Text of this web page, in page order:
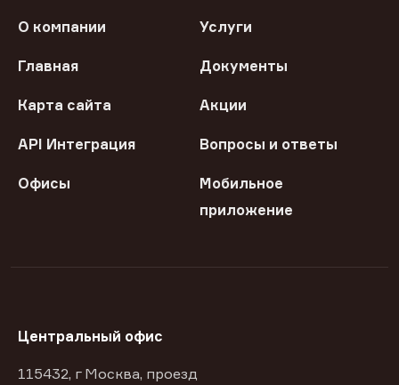
О компании Услуги
Главная Документы
Карта сайта Акции
API Интеграция Вопросы и ответы
Офисы
Мобильное
приложение
Центральный офис
115432, г Москва, проезд